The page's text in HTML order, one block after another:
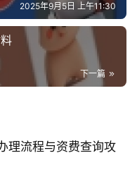
2025年9月5日 上午11:30
下一篇
理流程与资费查询攻